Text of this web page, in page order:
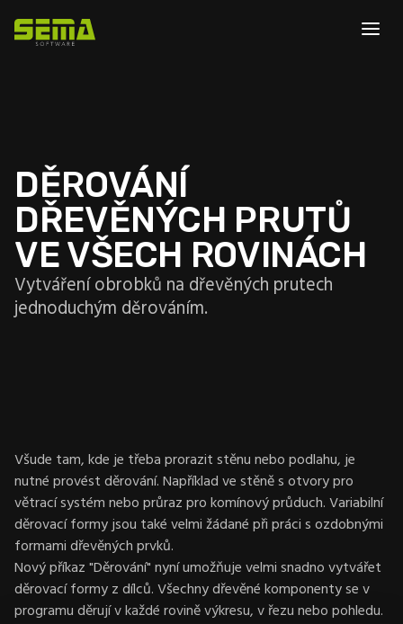
DĚROVÁNÍ
DŘEVĚNÝCH PRUTŮ
VE VŠECH ROVINÁCH
Vytváření obrobků na dřevěných prutech
jednoduchým děrováním.
Všude tam, kde je třeba prorazit stěnu nebo podlahu, je
nutné provést děrování. Například ve stěně s otvory pro
větrací systém nebo průraz pro komínový průduch. Variabilní
děrovací formy jsou také velmi žádané při práci s ozdobnými
formami dřevěných prvků.
Nový příkaz "Děrování" nyní umožňuje velmi snadno vytvářet
děrovací formy z dílců. Všechny dřevěné komponenty se v
programu děrují v každé rovině výkresu, v řezu nebo pohledu.